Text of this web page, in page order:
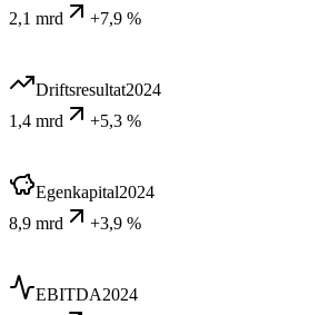
2,1 mrd
+7,9 %
Driftsresultat2024
1,4 mrd
+5,3 %
Egenkapital2024
8,9 mrd
+3,9 %
EBITDA2024